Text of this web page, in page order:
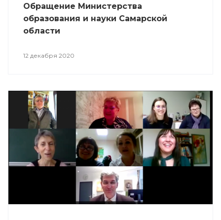
Обращение Министерства
образования и науки Самарской
области
12 декабря 2020